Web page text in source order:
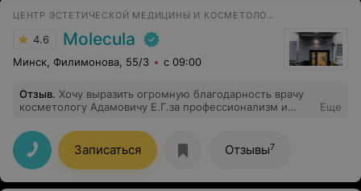
всем, кто ценит качество и результат!
ЦЕНТР ЭСТЕТИЧЕСКОЙ МЕДИЦИНЫ И КОСМЕТОЛОГИИ
4.6 Molecula
Минск, Филимонова, 55/3 с 09:00
Отзыв. Хочу выразить огромную благодарность врачу
косметологу Адамовичу Е.Г.за профессионализм и
губ,но доктор Адамович Е.Г. подобрал идеальную
форму,обьем,учитывая особенности моего лица.Работа
выполнена качественно,форма ровная,комочков
нет,губы выглядят гармонично.Спасибо за подход к
работе-внимательный,аккуратный,настоящий
Еще
Записаться Отзывы7